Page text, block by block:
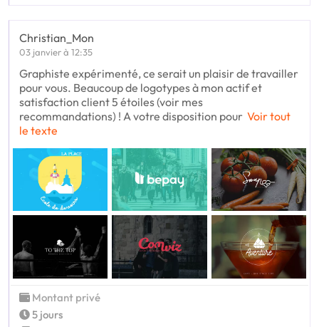
Christian_Mon
03 janvier à 12:35
Graphiste expérimenté, ce serait un plaisir de travailler
pour vous. Beaucoup de logotypes à mon actif et
satisfaction client 5 étoiles (voir mes
recommandations) ! A votre disposition pour Voir tout
le texte
Montant privé
5 jours